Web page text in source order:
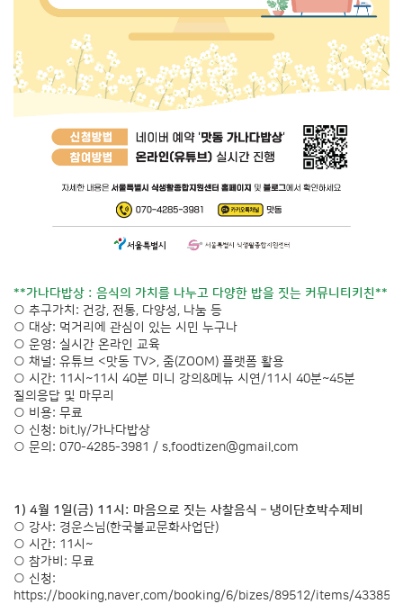
**가나다밥상 : 음식의 가치를 나누고 다양한 밥을 짓는 커뮤니티키친**
○ 추구가치: 건강, 전통, 다양성, 나눔 등
○ 대상: 먹거리에 관심이 있는 시민 누구나
○ 운영: 실시간 온라인 교육
○ 채널: 유튜브 <맛동 TV>, 줌(ZOOM) 플랫폼 활용
○ 시간: 11시~11시 40분 미니 강의&메뉴 시연/11시 40분~45분
질의응답 및 마무리
○ 비용: 무료
○ 신청: bit.ly/가나다밥상
○ 문의: 070-4285-3981 / s.foodtizen@gmail.com
1) 4월 1일(금) 11시: 마음으로 짓는 사찰음식 – 냉이단호박수제비
○ 강사: 경운스님(한국불교문화사업단)
○ 시간: 11시~
○ 참가비: 무료
○ 신청:
https://booking.naver.com/booking/6/bizes/89512/items/